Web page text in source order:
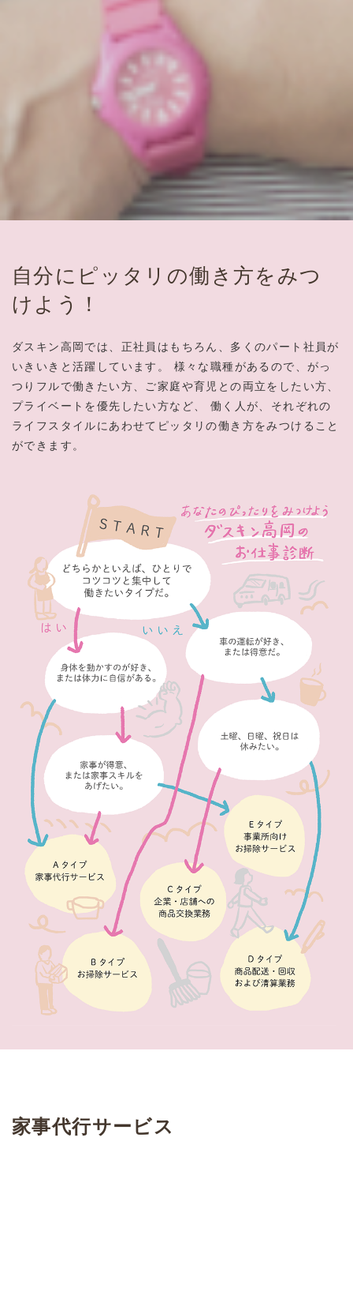
自分にピッタリの働き方をみつ
けよう！
ダスキン高岡では、正社員はもちろん、多くのパート社員が
いきいきと活躍しています。
様々な職種があるので、がっ
つりフルで働きたい方、ご家庭や育児との両立をしたい方、
プライベートを優先したい方など、
働く人が、それぞれの
ライフスタイルにあわせてピッタリの働き方をみつけること
ができます。
家事代行サービス